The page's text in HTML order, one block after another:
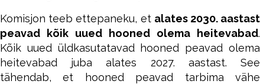
Komisjon teeb ettepaneku, et alates 2030. aastast
peavad kõik uued hooned olema heitevabad.
Kõik uued üldkasutatavad hooned peavad olema
heitevabad juba alates 2027. aastast. See
tähendab, et hooned peavad tarbima vähe